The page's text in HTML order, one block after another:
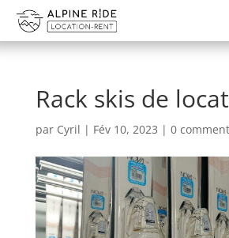
Rack skis de
par Cyril | Fév 10, 2023 | 0